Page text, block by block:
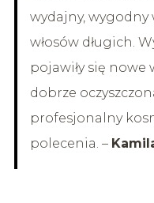
wydajny, wygodny
włosów długich.
pojawiły się nowe
dobrze
profesjonalny
polecenia. –